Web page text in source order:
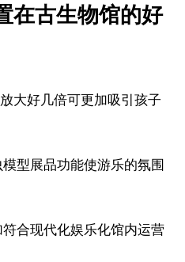
在古生物馆的好
大好几倍可更加吸引孩子
型展品功能使游乐的氛围
合现代化娱乐化馆内运营